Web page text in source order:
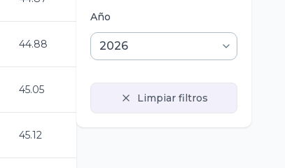
44.88
45.05
45.12
Año
Limpiar filtros